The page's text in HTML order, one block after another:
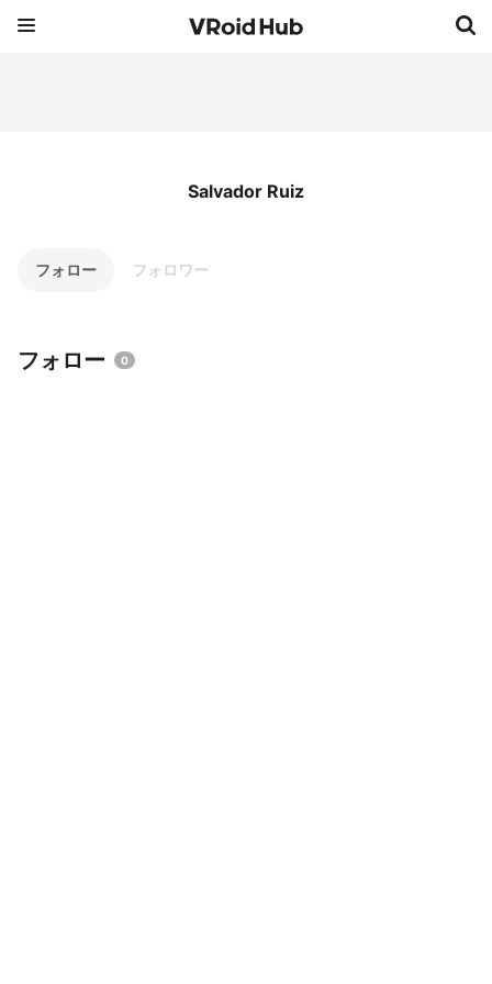
Salvador Ruiz
フォロー フォロワー
フォロー 0